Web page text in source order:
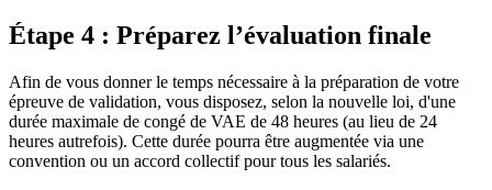
Étape 4 : Préparez l’évaluation finale
Afin de vous donner le temps nécessaire à la préparation de votre
épreuve de validation, vous disposez, selon la nouvelle loi, d'une
durée maximale de congé de VAE de 48 heures (au lieu de 24
heures autrefois). Cette durée pourra être augmentée via une
convention ou un accord collectif pour tous les salariés.